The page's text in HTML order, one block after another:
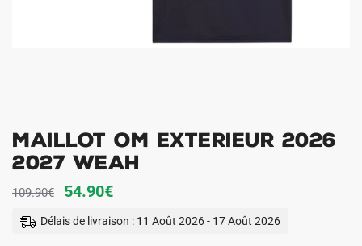
Maillot OM Exterieur 2026
2027 Weah
109.90€
Le
prix
54.90€Le
Délais de livraison : 11 Août 2026 - 17 Août 2026